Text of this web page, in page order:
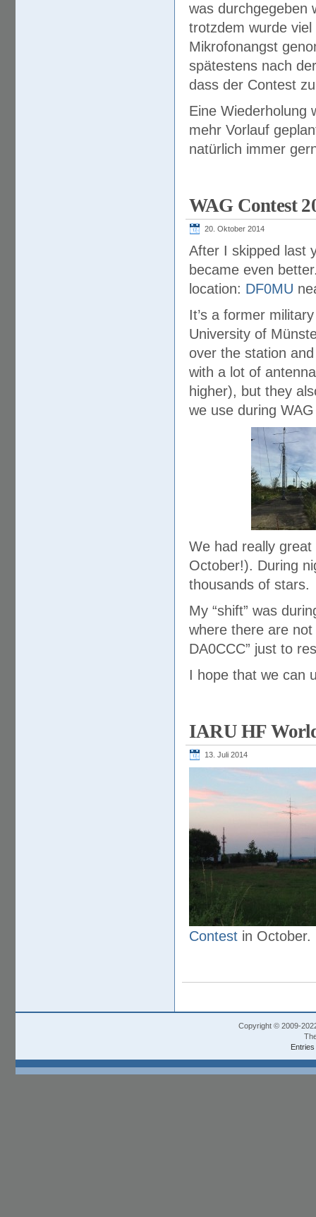
was durchgegeben
trotzdem wurde
Mikrofonangst
spätestens nach
dass der Contest
Eine Wiederholung
mehr Vorlauf
natürlich immer
WAG Contest
20. Oktober 2014
After I skipped last
became even
location: DF0MU
It’s a former
University of
over the station
with a lot of
higher), but they
we use during
We had really
October!). During
thousands of stars.
My “shift” was
where there are
DA0CCC” just to
I hope that we can
IARU HF
13. Juli 2014
Contest in October.
Copyright © 2009-